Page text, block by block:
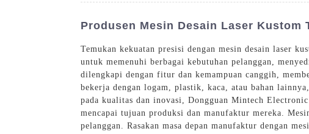
Produsen Mesin Desain Laser
Temukan kekuatan presisi dengan mesin desain laser
untuk memenuhi berbagai kebutuhan pelanggan,
dilengkapi dengan fitur dan kemampuan canggih,
bekerja dengan logam, plastik, kaca, atau bahan
pada kualitas dan inovasi, Dongguan Mintech
mencapai tujuan produksi dan manufaktur mereka.
pelanggan. Rasakan masa depan manufaktur dengan